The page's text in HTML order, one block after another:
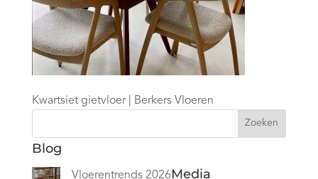
Kwartsiet gietvloer | Berkers Vloeren
Zoeken
Blog
Vloerentrends 2026Media